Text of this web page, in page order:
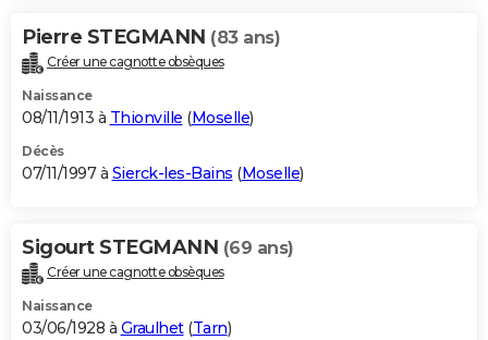
Pierre STEGMANN (83 ans)
Créer une cagnotte obsèques
Naissance
08/11/1913 à Thionville (Moselle)
Décès
07/11/1997 à Sierck-les-Bains (Moselle)
Sigourt STEGMANN (69 ans)
Créer une cagnotte obsèques
Naissance
03/06/1928 à Graulhet(Tarn)